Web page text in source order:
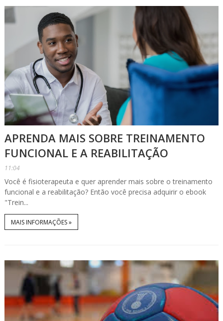
APRENDA MAIS SOBRE TREINAMENTO
FUNCIONAL E A REABILITAÇÃO
11:04
Você é fisioterapeuta e quer aprender mais sobre o treinamento
funcional e a reabilitação? Então você precisa adquirir o ebook
"Trein...
MAIS INFORMAÇÕES »